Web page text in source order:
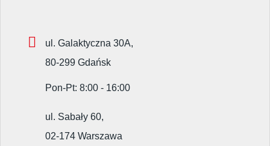
ul. Galaktyczna 30A,
80-299 Gdańsk
Pon-Pt: 8:00 - 16:00
ul. Sabały 60,
02-174 Warszawa